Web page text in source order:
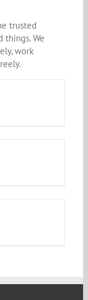
trusted
things. We
work